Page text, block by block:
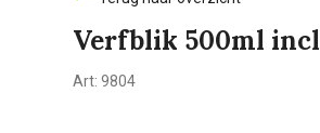
Verfblik 500ml
Art: 9804